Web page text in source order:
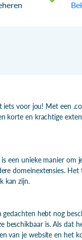
voor jou! Met een
korte en krachtige
een unieke manier om
domeinextensies.
kan zijn.
hebt nog
beschikbaar is. Als dat
van je website en het